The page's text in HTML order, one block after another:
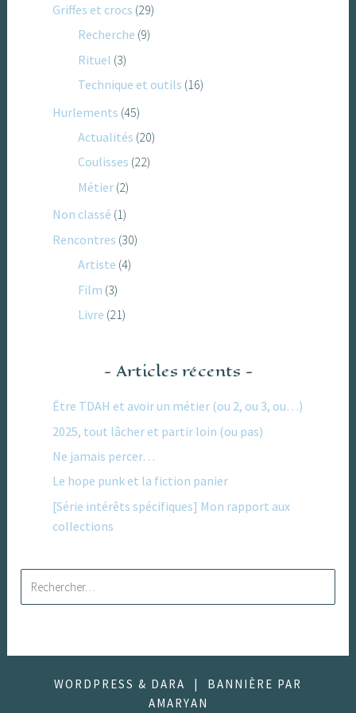
Griffes et crocs (29)
Recherche (9)
Rituel (3)
Technique et outils (16)
Hurlements (45)
Actualités (20)
Coulisses (22)
Métier (2)
Non classé (1)
Rencontres (30)
Artiste (4)
Film (3)
Livre (21)
Articles récents
Être TDAH et avoir un métier (ou 2, ou 3, ou…)
2025, tout lâcher et partir loin (ou pas)
Ne jamais percer…
Le hope punk et la fiction panier
[Série intérêts spécifiques] Mon rapport aux
collections
WORDPRESS & DARA
BANNIÈRE PAR
AMARYAN